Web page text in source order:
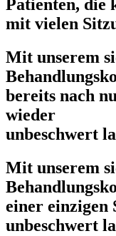
Patienten, die
mit vielen
Mit unserem
bereits nach
wieder
unbeschwert
Mit unserem
einer einzigen
unbeschwert